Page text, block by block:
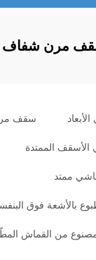
مرن شفاف
سقف
الممتدة
ممتد
بالأشعة فوق
من القماش